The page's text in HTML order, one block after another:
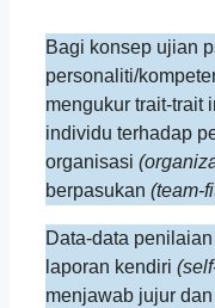
Bagi konsep ujian
personaliti/
mengukur trait-trait
individu terhadap
organisasi
berpasukan (team-
Data-data
laporan kendiri
menjawab jujur